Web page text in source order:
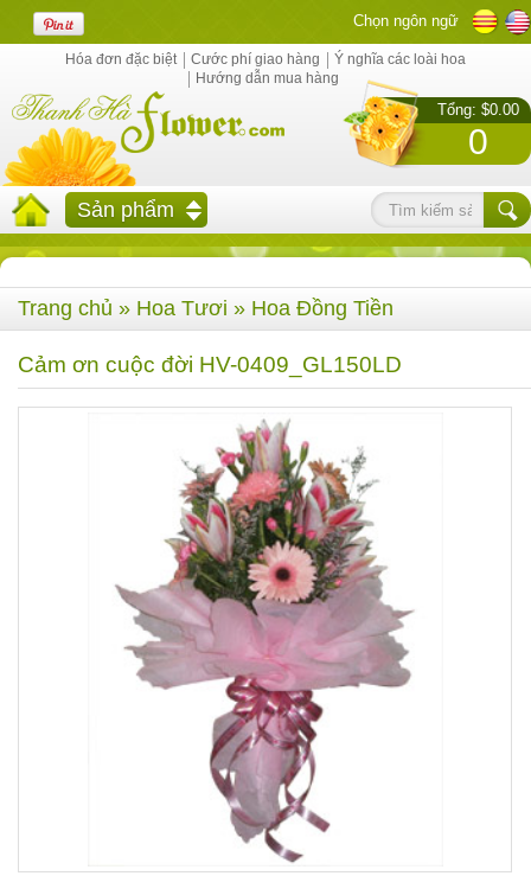
Chọn ngôn ngữ
Tổng: $0.00
0
Hóa đơn đặc biệt Cước phí giao hàng
Ý nghĩa các loài hoa
Hướng dẫn mua hàng
Sản phẩm
Trang chủ » Hoa Tươi » Hoa Đồng Tiền
Cảm ơn cuộc đời HV-0409_GL150LD